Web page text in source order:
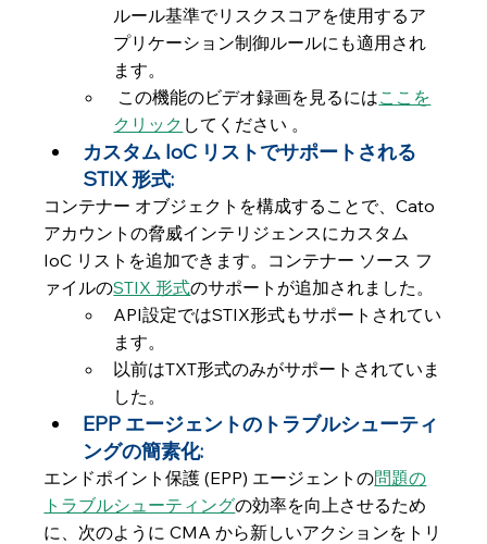
ルール基準でリスクスコアを使用するア
プリケーション制御ルールにも適用され
ます。
この機能のビデオ録画を見るにはここを
クリック してください 。
カスタム IoC リストでサポートされる
STIX 形式:
コンテナー オブジェクトを構成することで、Cato
アカウントの脅威インテリジェンスにカスタム
IoC リストを追加できます。コンテナー ソース フ
ァイルのSTIX 形式のサポートが追加されました。
API設定ではSTIX形式もサポートされてい
ます。
以前はTXT形式のみがサポートされていま
した。
EPP エージェントのトラブルシューティ
ングの簡素化:
エンドポイント保護 (EPP) エージェントの問題の
トラブルシューティングの効率を向上させるため
に、次のように CMA から新しいアクションをトリ